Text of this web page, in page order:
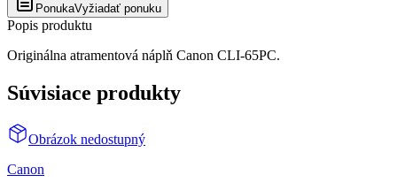
PonukaVyžiadať ponuku
Popis produktu
Originálna atramentová náplň Canon CLI-65PC.
Súvisiace produkty
Obrázok nedostupný
Canon